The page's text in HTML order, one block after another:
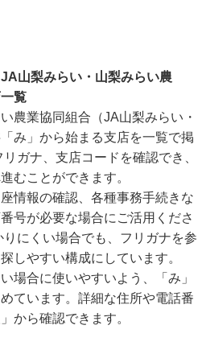
山梨みらい・山梨みらい農
覧
農業協同組合（JA山梨みらい・
み」から始まる支店を一覧で掲
ガナ、支店コードを確認でき、
むことができます。
情報の確認、各種事務手続きな
号が必要な場合にご活用くださ
にくい場合でも、フリガナを参
しやすい構成にしています。
場合に使いやすいよう、「み」
ています。詳細な住所や電話番
から確認できます。